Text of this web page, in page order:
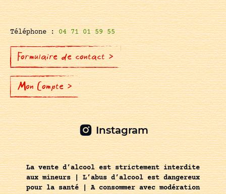
Téléphone :04 71 01 59 55
Formulaire de contact >
Mon Compte >
Instagram
La vente d’alcool est strictement interdite
aux mineurs | L’abus d’alcool est dangereux
pour la santé | A consommer avec modération